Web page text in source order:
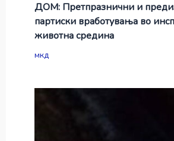
ДОМ: Претпразнични и
партиски вработувања во
животна средина
мкд